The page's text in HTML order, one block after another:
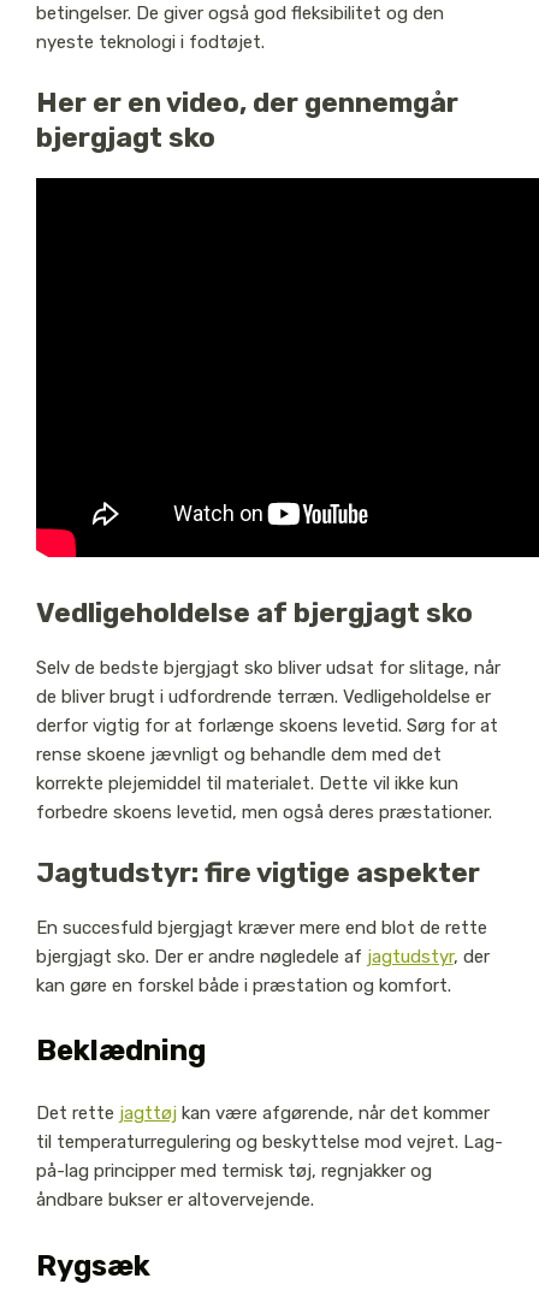
betingelser. De giver også god fleksibilitet og den
nyeste teknologi i fodtøjet.
Her er en video, der gennemgår
bjergjagt sko
Vedligeholdelse af bjergjagt sko
Selv de bedste bjergjagt sko bliver udsat for slitage, når
de bliver brugt i udfordrende terræn. Vedligeholdelse er
derfor vigtig for at forlænge skoens levetid. Sørg for at
rense skoene jævnligt og behandle dem med det
korrekte plejemiddel til materialet. Dette vil ikke kun
forbedre skoens levetid, men også deres præstationer.
Jagtudstyr: fire vigtige aspekter
En succesfuld bjergjagt kræver mere end blot de rette
bjergjagt sko. Der er andre nøgledele af jagtudstyr, der
kan gøre en forskel både i præstation og komfort.
Beklædning
Det rette jagttøjkan være afgørende, når det kommer
til temperaturregulering og beskyttelse mod vejret. Lag-
på-lag principper med termisk tøj, regnjakker og
åndbare bukser er altovervejende.
Rygsæk